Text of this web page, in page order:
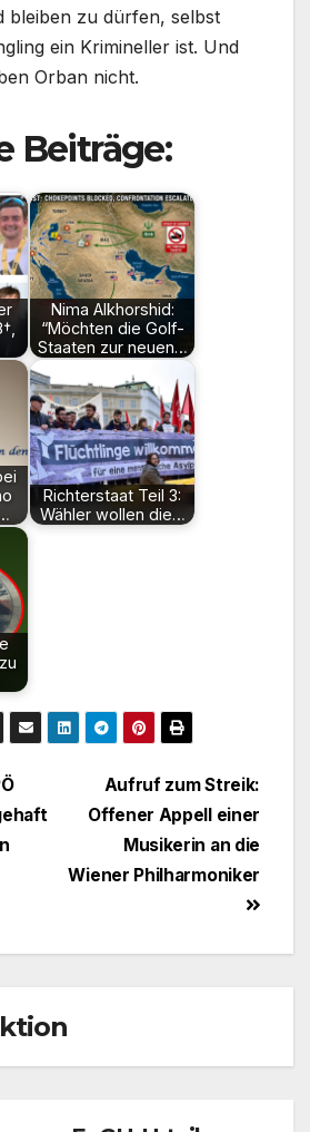
bleiben zu dürfen, selbst
ein Krimineller ist. Und
Orban nicht.
Beiträge:
Nima Alkhorshid:
“Möchten die Golf-
Staaten zur neuen…
Richterstaat Teil 3:
Wähler wollen die…
Aufruf zum Streik:
Offener Appell einer
Musikerin an die
Wiener Philharmoniker